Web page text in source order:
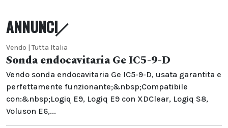
ANNUNCI
Vendo | Tutta Italia
Sonda endocavitaria Ge IC5-9-D
Vendo sonda endocavitaria Ge IC5-9-D, usata garantita e
perfettamente funzionante;&nbsp;Compatibile
con:&nbsp;Logiq E9, Logiq E9 con XDClear, Logiq S8,
Voluson E6,...